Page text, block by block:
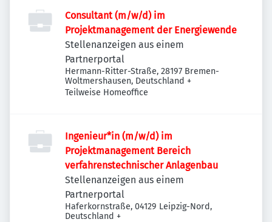
Consultant (m/w/d) im
Projektmanagement der Energiewende
Stellenanzeigen aus einem
Partnerportal
Hermann-Ritter-Straße, 28197 Bremen-
Woltmershausen, Deutschland +
Teilweise Homeoffice
Ingenieur*in (m/w/d) im
Projektmanagement Bereich
verfahrenstechnischer Anlagenbau
Stellenanzeigen aus einem
Partnerportal
Haferkornstraße, 04129 Leipzig-Nord,
Deutschland +